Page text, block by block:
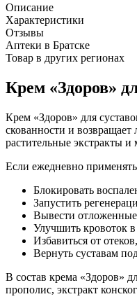
Описание
Характеристики
Отзывы
Аптеки в Братске
Товар в других регионах
Крем «Здоров»
Крем «Здоров» для
скованности и
растительные экстракты и
Если ежедневно
Блокировать
Запустить
Вывести
Улучшить кровоток
Избавиться от
Вернуть суставам
В состав крема «Здоров»
прополис, экстракт